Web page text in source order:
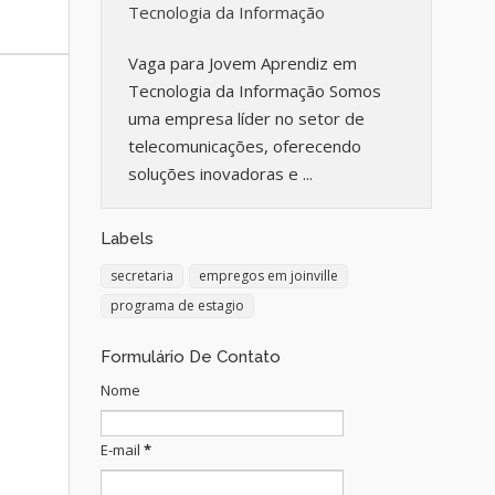
Tecnologia da Informação
Vaga para Jovem Aprendiz em
Tecnologia da Informação Somos
uma empresa líder no setor de
telecomunicações, oferecendo
soluções inovadoras e ...
Labels
secretaria
empregos em joinville
programa de estagio
Formulário De Contato
Nome
E-mail *